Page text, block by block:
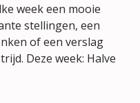
week een mooie
stellingen, een
of een verslag
Deze week: Halve